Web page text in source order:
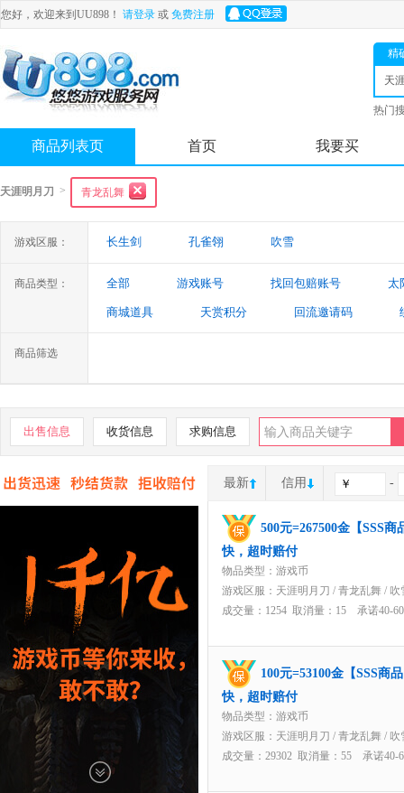
您好，欢迎来到UU898！ 请登录 或 免费注册
精
天
热门
商品列表页 首页 我要买
天涯明月刀 > 青龙乱舞
游戏区服： 长生剑 孔雀翎 吹雪
商品类型： 全部 游戏账号 找回包赔账号 太
商城道具 天赏积分 回流邀请码
商品筛选
出售信息 收货信息 求购信息
最新 信用 -
500元=267500金【SSS
快，超时赔付
物品类型：游戏币
游戏区服： 天涯明月刀 / 青龙乱舞 / 吹
成交量：1254 取消量：15 承诺40-
100元=53100金【SSS商
快，超时赔付
物品类型：游戏币
游戏区服： 天涯明月刀 / 青龙乱舞 / 吹
成交量：29302 取消量：55 承诺40-